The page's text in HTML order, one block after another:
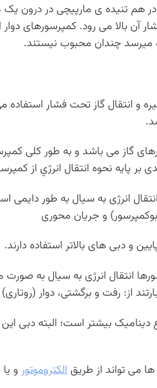
دوار (روتاری) معمولی ۲ روتور در هم تنیده ی
آن بالا می رود. کمپرسورهای دوار
میرسد چندان محبوب نیستند.
و انتقال گاز تحت فشار استفاده
گاز می باشد و به طور کلی
بر پایه نحوه انتقال انرژي از
انرژی به سیال به طور دایمی
و جریان محوری
و دبی های بالاتر استفاده دارند.
انتقال انرژی به سیال به
از: رفت و برگشتی، دوار (روتاری)
بیشتر است؛ البته دبی
می تواند از طریق الکتروموتور و